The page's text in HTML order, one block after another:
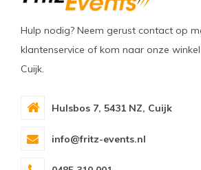
Hulp nodig? Neem gerust contact op
klantenservice of kom naar onze
Cuijk.
Hulsbos 7, 5431 NZ, Cuijk
info@fritz-events.nl